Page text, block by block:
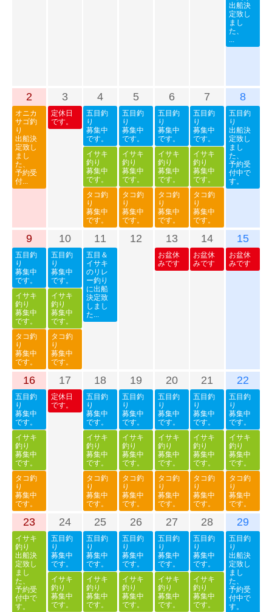
出船決
定致し
まし
た、
...
2
オニカ
サゴ釣
り
出船決
定致し
まし
た、
予約受
付...
3
定休日
です。
4
五目釣
り
募集中
です。
イサキ
釣り
募集中
です。
タコ釣
り
募集中
です。
5
五目釣
り
募集中
です。
イサキ
釣り
募集中
です。
タコ釣
り
募集中
です。
6
五目釣
り
募集中
です。
イサキ
釣り
募集中
です。
タコ釣
り
募集中
です。
7
五目釣
り
募集中
です。
イサキ
釣り
募集中
です。
タコ釣
り
募集中
です。
8
五目釣
り
出船決
定致し
まし
た、
予約受
付中で
す。
9
五目釣
り
募集中
です。
イサキ
釣り
募集中
です。
タコ釣
り
募集中
です。
10
五目釣
り
募集中
です。
イサキ
釣り
募集中
です。
タコ釣
り
募集中
です。
11
五目＆
イサキ
のリレ
ー釣り
に出船
決定致
しまし
た...
12 13
お盆休
みです
14
お盆休
みです
15
お盆休
みです
16
五目釣
り
募集中
です。
イサキ
釣り
募集中
です。
タコ釣
り
募集中
です。
17
定休日
です。
18
五目釣
り
募集中
です。
イサキ
釣り
募集中
です。
タコ釣
り
募集中
です。
19
五目釣
り
募集中
です。
イサキ
釣り
募集中
です。
タコ釣
り
募集中
です。
20
五目釣
り
募集中
です。
イサキ
釣り
募集中
です。
タコ釣
り
募集中
です。
21
五目釣
り
募集中
です。
イサキ
釣り
募集中
です。
タコ釣
り
募集中
です。
22
五目釣
り
募集中
です。
イサキ
釣り
募集中
です。
タコ釣
り
募集中
です。
23
イサキ
釣り
出船決
定致し
まし
た、
予約受
付中で
す。
24
五目釣
り
募集中
です。
イサキ
釣り
募集中
です。
25
五目釣
り
募集中
です。
イサキ
釣り
募集中
です。
26
五目釣
り
募集中
です。
イサキ
釣り
募集中
です。
27
五目釣
り
募集中
です。
イサキ
釣り
募集中
です。
28
五目釣
り
募集中
です。
イサキ
釣り
募集中
です。
29
五目釣
り
出船決
定致し
まし
た、
予約受
付中で
す。